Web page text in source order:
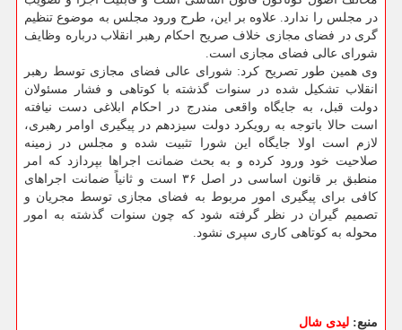
در مجلس را ندارد. علاوه بر این، طرح ورود مجلس به موضوع تنظیم
گری در فضای مجازی خلاف صریح احکام رهبر انقلاب درباره وظایف
شورای عالی فضای مجازی است.
وی همین طور تصریح کرد: شورای عالی فضای مجازی توسط رهبر
انقلاب تشکیل شده در سنوات گذشته با کوتاهی و فشار مسئولان
دولت قبل، به جایگاه واقعی مندرج در احکام ابلاغی دست نیافته
است حالا باتوجه به رویکرد دولت سیزدهم در پیگیری اوامر رهبری،
لازم است اولا جایگاه این شورا تثبیت شده و مجلس در زمینه
صلاحیت خود ورود کرده و به بحث ضمانت اجراها بپردازد که امر
منطبق بر قانون اساسی در اصل ۳۶ است و ثانیاً ضمانت اجراهای
کافی برای پیگیری امور مربوط به فضای مجازی توسط مجریان و
تصمیم گیران در نظر گرفته شود که چون سنوات گذشته به امور
محوله به کوتاهی کاری سپری نشود.
منبع: لیدی شال